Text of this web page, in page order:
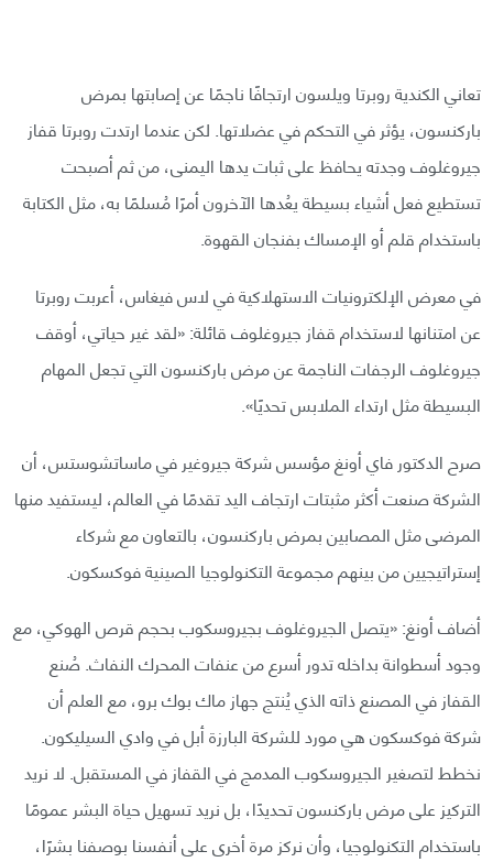
تعاني الكندية روبرتا ويلسون ارتجافًا ناجمًا عن إصابتها بمرض
باركنسون، يؤثر في التحكم في عضلاتها. لكن عندما ارتدت روبرتا قفاز
جيروغلوف وجدته يحافظ على ثبات يدها اليمنى، من ثم أصبحت
تستطيع فعل أشياء بسيطة يعُدها الآخرون أمرًا مُسلمًا به، مثل الكتابة
باستخدام قلم أو الإمساك بفنجان القهوة.
في معرض الإلكترونيات الاستهلاكية في لاس فيغاس، أعربت روبرتا
عن امتنانها لاستخدام قفاز جيروغلوف قائلة: «لقد غير حياتي، أوقف
جيروغلوف الرجفات الناجمة عن مرض باركنسون التي تجعل المهام
البسيطة مثل ارتداء الملابس تحديًا».
صرح الدكتور فاي أونغ مؤسس شركة جيروغير في ماساتشوستس، أن
الشركة صنعت أكثر مثبتات ارتجاف اليد تقدمًا في العالم، ليستفيد منها
المرضى مثل المصابين بمرض باركنسون، بالتعاون مع شركاء
إستراتيجيين من بينهم مجموعة التكنولوجيا الصينية فوكسكون.
أضاف أونغ: «يتصل الجيروغلوف بجيروسكوب بحجم قرص الهوكي، مع
وجود أسطوانة بداخله تدور أسرع من عنفات المحرك النفاث. صُنع
القفاز في المصنع ذاته الذي يُنتج جهاز ماك بوك برو، مع العلم أن
شركة فوكسكون هي مورد للشركة البارزة أبل في وادي السيليكون.
نخطط لتصغير الجيروسكوب المدمج في القفاز في المستقبل. لا نريد
التركيز على مرض باركنسون تحديدًا، بل نريد تسهيل حياة البشر عمومًا
باستخدام التكنولوجيا، وأن نركز مرة أخرى على أنفسنا بوصفنا بشرًا،